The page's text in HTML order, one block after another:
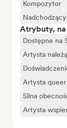
Kompozytor
Atrybuty,
Dostępne na
Artysta
Artysta queer
Silna
Artysta